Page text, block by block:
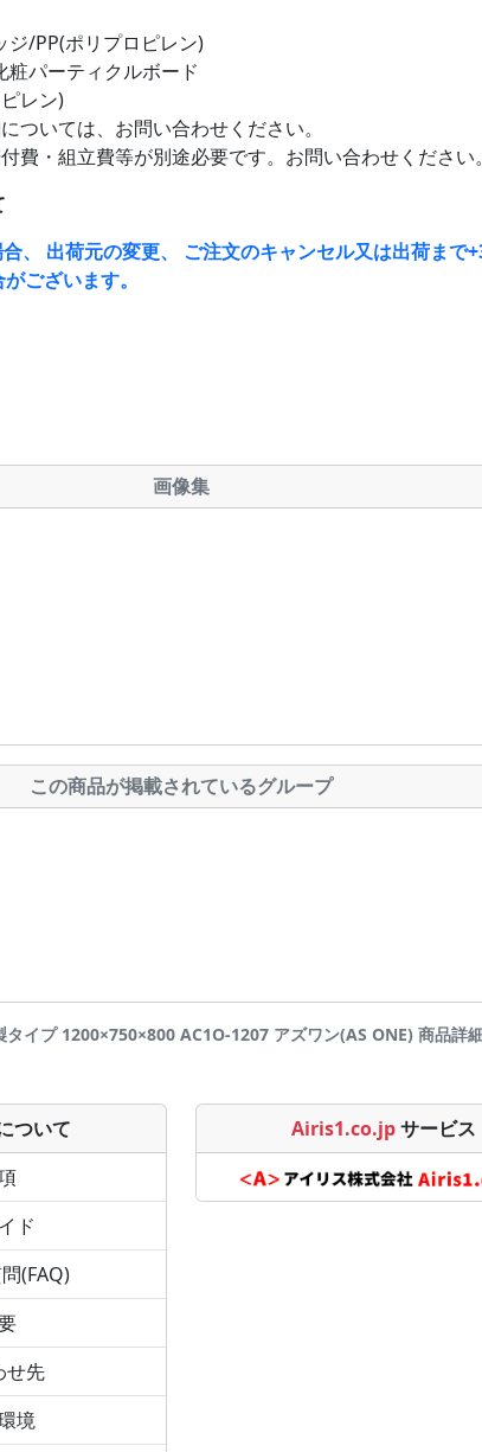
/PP(ポリプロピレン)
パーティクルボード
レン)
いては、お問い合わせください。
・組立費等が別途必要です。お問い合わせください。
、 出荷元の変更、 ご注文のキャンセル又は出荷まで
ございます。
画像集
この商品が掲載されているグループ
タイプ 1200×750×800 AC1O-1207 アズワン(AS ONE) 商品
ついて
ド
(FAQ)
せ先
境
Airis1.co.jpサービス